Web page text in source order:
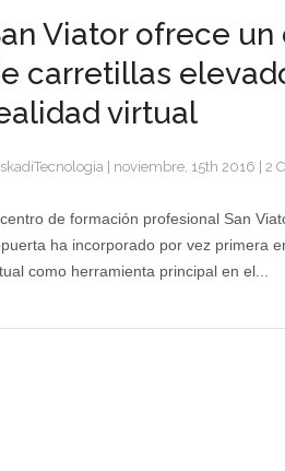
Viator ofrece
carretillas
virtual
noviembre, 15th 2016 2
de formación profesional San
ha incorporado por vez primera
como herramienta principal en el...